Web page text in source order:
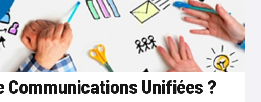
Unifiées ?